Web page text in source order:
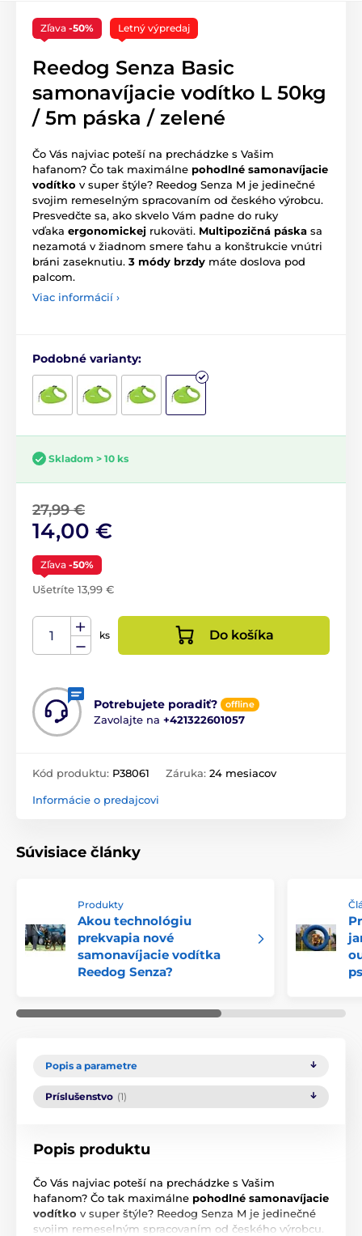
Zľava -50% Letný výpredaj
Reedog Senza Basic
samonavíjacie vodítko L 50kg
/ 5m páska / zelené
Čo Vás najviac poteší na prechádzke s Vašim
hafanom? Čo tak maximálne pohodlné samonavíjacie
vodítko v super štýle? Reedog Senza M je jedinečné
svojim remeselným spracovaním od českého výrobcu.
Presvedčte sa, ako skvelo Vám padne do ruky
vďaka ergonomickej rukoväti. Multipozičná páska sa
nezamotá v žiadnom smere ťahu a konštrukcie vnútri
bráni zaseknutiu. 3 módy brzdy máte doslova pod
palcom.
Viac informácií ›
Podobné varianty:
Skladom > 10 ks
27,99 €
14,00 €
Zľava -50%
Ušetríte 13,99 €
ks Do košíka
Potrebujete poradiť? offline
Zavolajte na +421322601057
Kód produktu: P38061 Záruka: 24 mesiacov
Informácie o predajcovi
Súvisiace články
Produkty
Akou technológiu
prekvapia nové
samonavíjacie vodítka
Reedog Senza?
Popis a parametre
Príslušenstvo (1)
Popis produktu
Čo Vás najviac poteší na prechádzke s Vašim
hafanom? Čo tak maximálne pohodlné samonavíjacie
vodítko v super štýle? Reedog Senza M je jedinečné
svojim remeselným spracovaním od českého výrobcu.